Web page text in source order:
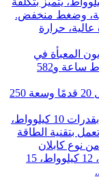
حرارة
بطارية ليثيوم أيون معبأة في حاوية بطول 20 قدمًا وسعة 250
توربينات مائية صغيرة بقدرة 10 كيلوواط، 12 كيلوواط، 15